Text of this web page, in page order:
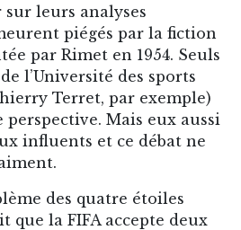
leurs analyses
piégés par la fiction
par Rimet en 1954. Seuls
l’Université des sports
Terret, par exemple)
Mais eux aussi
influents et ce débat ne
des quatre étoiles
que la FIFA accepte deux